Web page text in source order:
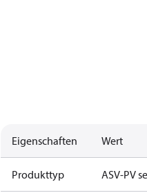
Eigenschaften Wert
Produkttyp ASV-PV